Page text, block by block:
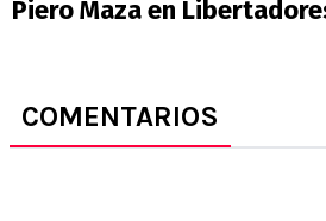
Piero Maza en
COMENTARIOS